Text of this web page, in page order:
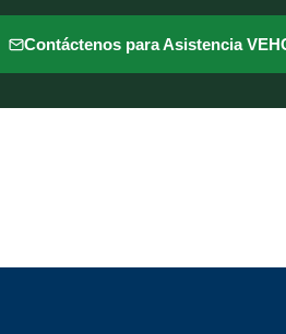
Contáctenos para Asistencia